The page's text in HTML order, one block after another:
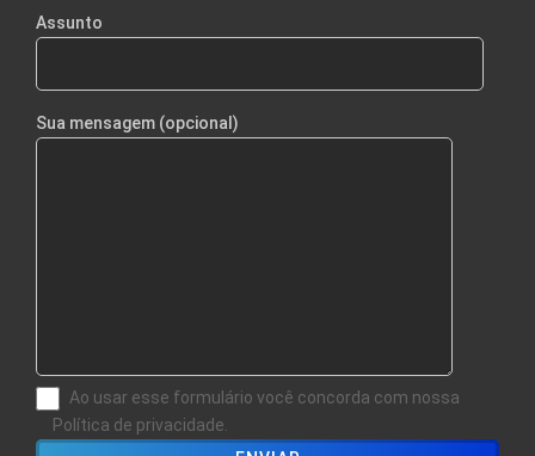
Assunto
Sua mensagem (opcional)
Ao usar esse formulário você concorda com nossa
Política de privacidade.